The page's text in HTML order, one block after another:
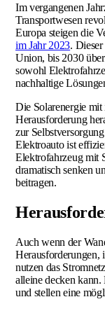
Im vergangenen
Transportwesen
Europa steigen die
im Jahr 2023.
Union, bis 2030
sowohl
nachhaltige
Die Solarenergie
Herausforderung
zur
Elektroauto ist
Elektrofahrzeug mit
dramatisch senken
beitragen.
Auch wenn der
Herausforderungen,
nutzen das
alleine decken
und stellen eine